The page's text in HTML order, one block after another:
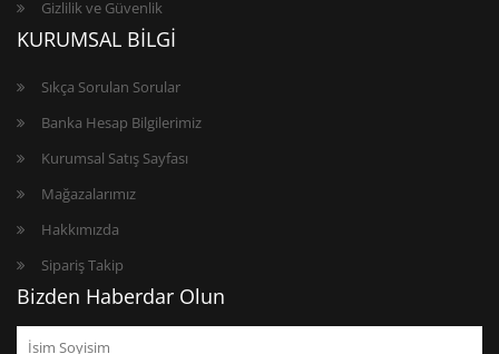
Gizlilik ve Güvenlik
KURUMSAL BİLGİ
Sıkça Sorulan Sorular
Banka Hesap Bilgilerimiz
Kurumsal Satış Sayfası
Mağazalarımız
Hakkımızda
Sipariş Takip
Bizden Haberdar Olun